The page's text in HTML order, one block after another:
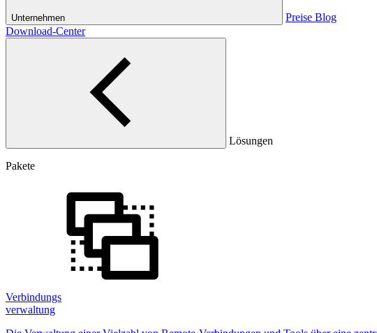
Unternehmen Preise Blog
Download-Center
Lösungen
Pakete
Verbindungs
verwaltung